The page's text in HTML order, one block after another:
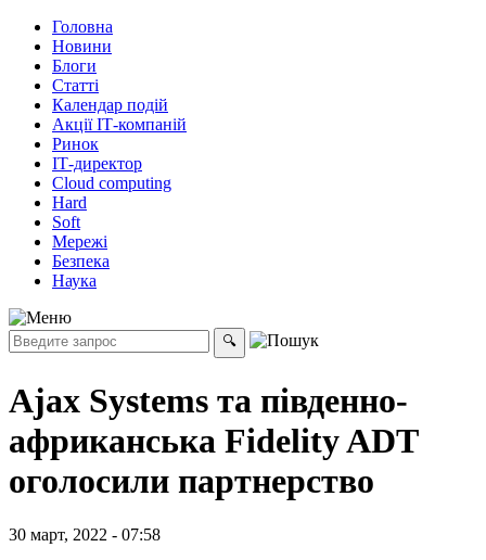
Головна
Новини
Блоги
Статті
Календар подій
Акції ІТ-компаній
Ринок
ІТ-директор
Cloud computing
Hard
Soft
Мережі
Безпека
Наука
Ajax Systems та південно-
африканська Fidelity ADT
оголосили партнерство
30 март, 2022 - 07:58